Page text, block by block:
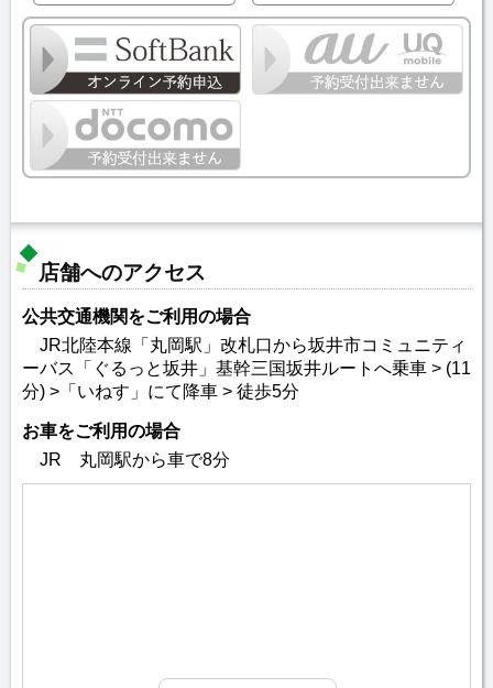
店舗へのアクセス
公共交通機関をご利用の場合
JR北陸本線「丸岡駅」改札口から坂井市コミュニティ
ーバス「ぐるっと坂井」基幹三国坂井ルートへ乗車 > (11
分) >「いねす」にて降車 > 徒歩5分
お車をご利用の場合
JR 丸岡駅から車で8分